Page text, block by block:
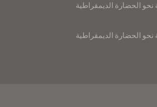
نحو الحضارة الديمقراطية
نحو الحضارة الديمقراطية